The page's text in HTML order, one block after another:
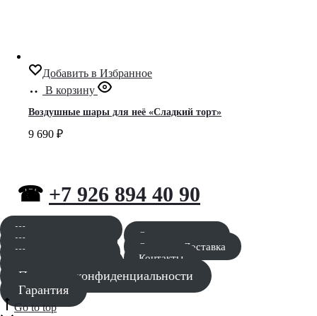
Добавить в Избранное
В корзину
Воздушные шары для неё «Сладкий торт»
9 690 ₽
☎ +7 926 894 40 90
Шары для мальчика
Шары для девочки
Шары для девушки
Оставить заявку
Оплата и Доставка
Контакты
Политика конфиденциальности
Гарантия
Go to top